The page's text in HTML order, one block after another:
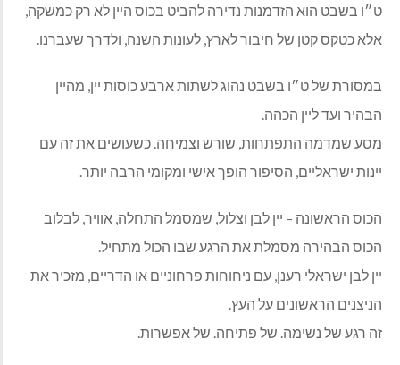
ט״ו בשבט הוא הזדמנות נדירה להביט בכוס היין לא רק כמשקה,
אלא כטקס קטן של חיבור לארץ, לעונות השנה, ולדרך שעברנו.
במסורת של ט״ו בשבט נהוג לשתות ארבע כוסות יין, מהיין
הבהיר ועד ליין הכהה.
מסע שמדמה התפתחות, שורש וצמיחה. כשעושים את זה עם
יינות ישראליים, הסיפור הופך אישי ומקומי הרבה יותר.
הכוס הראשונה – יין לבן וצלול, שמסמל התחלה, אוויר, לבלוב
הכוס הבהירה מסמלת את הרגע שבו הכול מתחיל.
יין לבן ישראלי רענן, עם ניחוחות פרחוניים או הדריים, מזכיר את
הניצנים הראשונים על העץ.
זה רגע של נשימה. של פתיחה. של אפשרות.